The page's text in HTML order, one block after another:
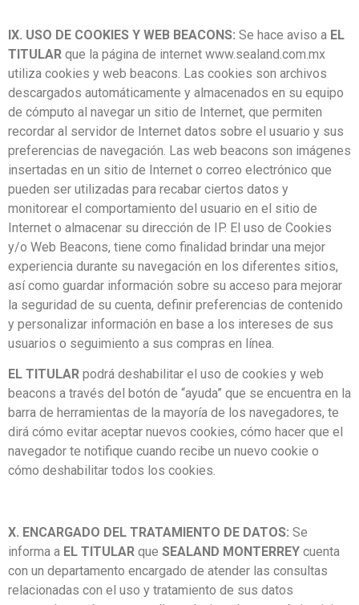
IX. USO DE COOKIES Y WEB BEACONS: Se hace aviso a EL
TITULAR que la página de internet www.sealand.com.mx
utiliza cookies y web beacons. Las cookies son archivos
descargados automáticamente y almacenados en su equipo
de cómputo al navegar un sitio de Internet, que permiten
recordar al servidor de Internet datos sobre el usuario y sus
preferencias de navegación. Las web beacons son imágenes
insertadas en un sitio de Internet o correo electrónico que
pueden ser utilizadas para recabar ciertos datos y
monitorear el comportamiento del usuario en el sitio de
Internet o almacenar su dirección de IP. El uso de Cookies
y/o Web Beacons, tiene como finalidad brindar una mejor
experiencia durante su navegación en los diferentes sitios,
así como guardar información sobre su acceso para mejorar
la seguridad de su cuenta, definir preferencias de contenido
y personalizar información en base a los intereses de sus
usuarios o seguimiento a sus compras en línea.
EL TITULAR podrá deshabilitar el uso de cookies y web
beacons a través del botón de “ayuda” que se encuentra en la
barra de herramientas de la mayoría de los navegadores, te
dirá cómo evitar aceptar nuevos cookies, cómo hacer que el
navegador te notifique cuando recibe un nuevo cookie o
cómo deshabilitar todos los cookies.
X. ENCARGADO DEL TRATAMIENTO DE DATOS: Se
informa a EL TITULAR que SEALAND MONTERREY cuenta
con un departamento encargado de atender las consultas
relacionadas con el uso y tratamiento de sus datos